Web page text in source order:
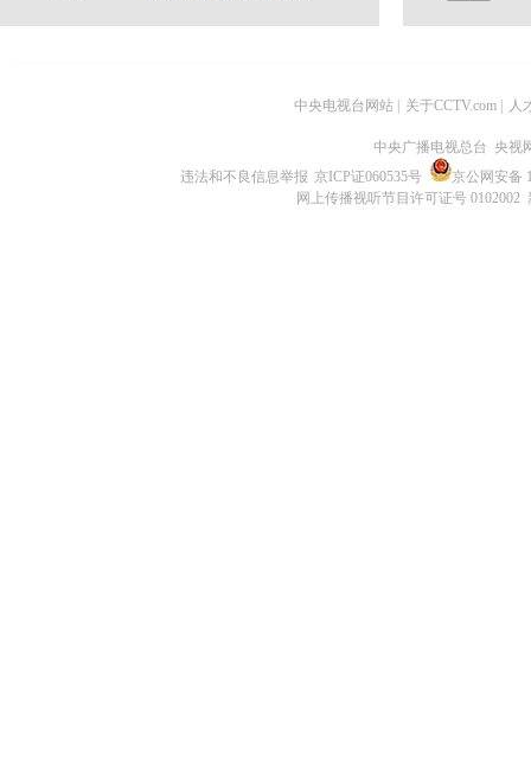
中央电视台网站 关于CCTV.com 人
中央广播电视总台 央视
违法和不良信息举报 京ICP证060535号
京公网安备
网上传播视听节目许可证号 0102002